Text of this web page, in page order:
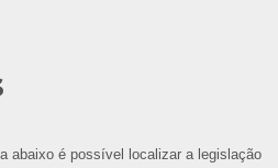
abaixo é possível localizar a legislação